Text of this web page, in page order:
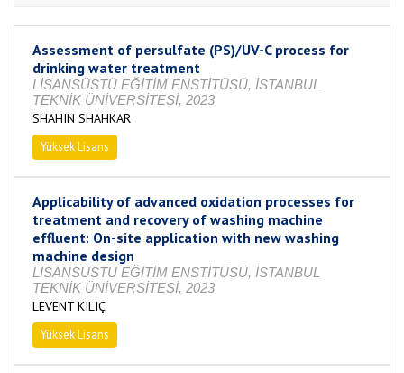
Assessment of persulfate (PS)/UV-C process for
drinking water treatment
LİSANSÜSTÜ EĞİTİM ENSTİTÜSÜ, İSTANBUL
TEKNİK ÜNİVERSİTESİ, 2023
SHAHIN SHAHKAR
Yüksek Lisans
Applicability of advanced oxidation processes for
treatment and recovery of washing machine
effluent: On-site application with new washing
machine design
LİSANSÜSTÜ EĞİTİM ENSTİTÜSÜ, İSTANBUL
TEKNİK ÜNİVERSİTESİ, 2023
LEVENT KILIÇ
Yüksek Lisans